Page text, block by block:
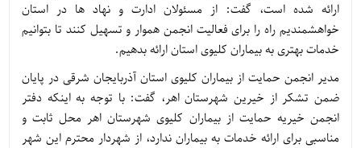
ارائه شده است، گفت: از مسئولان ادارت و نهاد ها در استان
خواهشمندیم راه را برای فعالیت انجمن هموار و تسهیل کنند تا بتوانیم
خدمات بهتری به بیماران کلیوی استان ارائه بدهیم.
مدیر انجمن حمایت از بیماران کلیوی استان آذربایجان شرقی در پایان
ضمن تشکر از خیرین شهرستان اهر، گفت: با توجه به اینکه دفتر
انجمن خیریه حمایت از بیماران کلیوی شهرستان اهر محل ثابت و
مناسبی برای ارائه خدمات به بیماران ندارد، از شهردار محترم این شهر